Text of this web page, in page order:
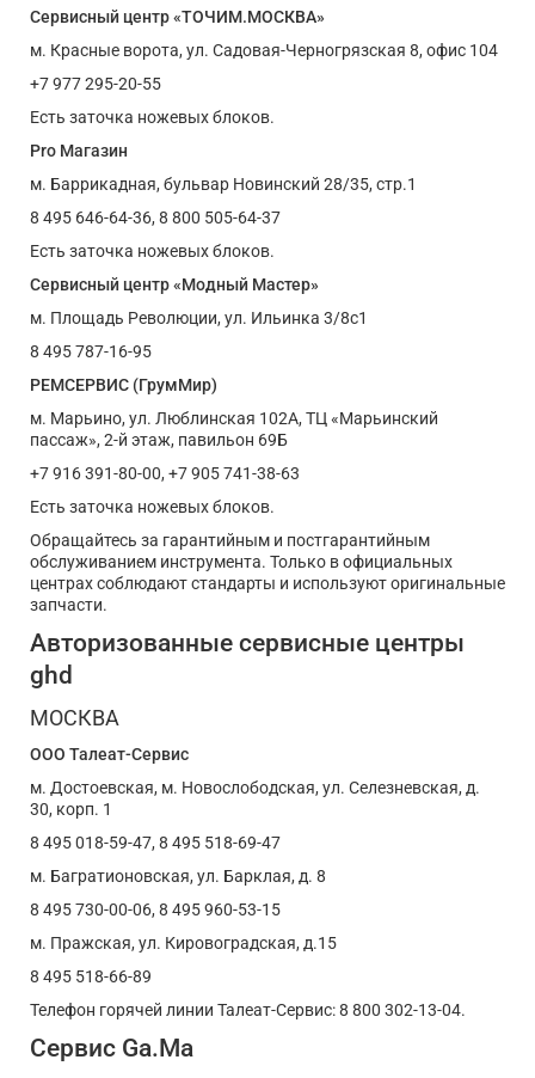
Сервисный центр «ТОЧИМ.МОСКВА»
м. Красные ворота, ул. Садовая-Черногрязская 8, офис 104
+7 977 295-20-55
Есть заточка ножевых блоков.
Pro Магазин
м. Баррикадная, бульвар Новинский 28/35, стр.1
8 495 646-64-36, 8 800 505-64-37
Есть заточка ножевых блоков.
Сервисный центр «Модный Мастер»
м. Площадь Революции, ул. Ильинка 3/8с1
8 495 787-16-95
РЕМСЕРВИС (ГрумМир)
м. Марьино, ул. Люблинская 102А, ТЦ «Марьинский
пассаж», 2-й этаж, павильон 69Б
+7 916 391-80-00, +7 905 741-38-63
Есть заточка ножевых блоков.
Обращайтесь за гарантийным и постгарантийным
обслуживанием инструмента. Только в официальных
центрах соблюдают стандарты и используют оригинальные
запчасти.
Авторизованные сервисные центры
ghd
МОСКВА
ООО Талеат-Сервис
м. Достоевская, м. Новослободская, ул. Селезневская, д.
30, корп. 1
8 495 018-59-47, 8 495 518-69-47
м. Багратионовская, ул. Барклая, д. 8
8 495 730-00-06, 8 495 960-53-15
м. Пражская, ул. Кировоградская, д.15
8 495 518-66-89
Телефон горячей линии Талеат-Сервис: 8 800 302-13-04.
Сервис Ga.Ma